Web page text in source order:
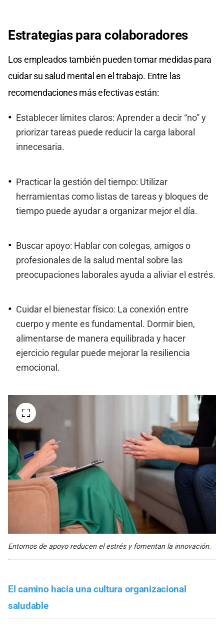
Estrategias para colaboradores
Los empleados también pueden tomar medidas para
cuidar su salud mental en el trabajo. Entre las
recomendaciones más efectivas están:
Establecer límites claros: Aprender a decir “no” y
priorizar tareas puede reducir la carga laboral
innecesaria.
Practicar la gestión del tiempo: Utilizar
herramientas como listas de tareas y bloques de
tiempo puede ayudar a organizar mejor el día.
Buscar apoyo: Hablar con colegas, amigos o
profesionales de la salud mental sobre las
preocupaciones laborales ayuda a aliviar el estrés.
Cuidar el bienestar físico: La conexión entre
cuerpo y mente es fundamental. Dormir bien,
alimentarse de manera equilibrada y hacer
ejercicio regular puede mejorar la resiliencia
emocional.
Entornos de apoyo reducen el estrés y fomentan la innovación.
El camino hacia una cultura organizacional
saludable